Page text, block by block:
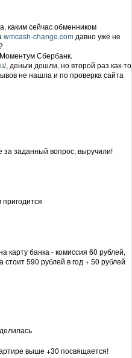
каким сейчас обменником
wmcash-change.com давно уже не
Сбербанк.
/, деньги дошли, но второй раз как-то
не нашла и по проверка сайта
заданный вопрос, выручили!
карту банка - комиссия 60 рублей,
590 рублей в год + 50 рублей
выше +30 посвящается!